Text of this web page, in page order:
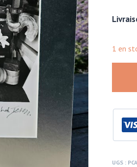
1 en
Vitrine
chez
à
UGS :